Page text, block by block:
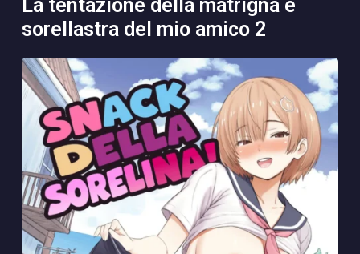
la tentazione della matrigna e
sorellastra del mio amico 2